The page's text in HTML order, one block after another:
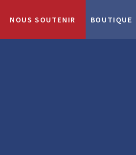
NOUS SOUTENIR BOUTIQUE